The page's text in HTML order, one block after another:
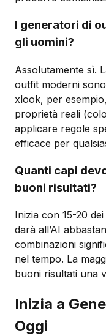
I generatori di
gli uomini?
Assolutamente sì.
outfit moderni
xlook, per
proprietà reali
applicare regole
efficace per
Quanti capi
buoni risultati?
Inizia con 15-20
darà all’AI
combinazioni
nel tempo. La
buoni risultati una
Inizia a
Oggi